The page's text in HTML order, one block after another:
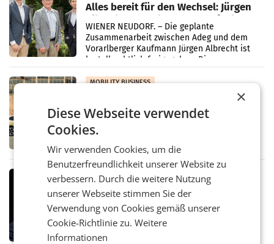
Alles bereit für den Wechsel: Jürgen
Albrecht setzt ab 1.1.2027 auf Adeg
WIENER NEUDORF. – Die geplante
Zusammenarbeit zwischen Adeg und dem
Vorarlberger Kaufmann Jürgen Albrecht ist
kartellrechtlich freigegeben: Die
Bundeswettbewerbsbehörde und der
Bundeskartellanwalt
MOBILITY BUSINESS
Rekordergebnis im Juli: Leapmotor
verdoppelt Auslieferungen und
– Im Juli 2026 erreichte Leapmotor einen
wichtigen Meilenstein und lieferte weltweit
101.267 Fahrzeuge aus, womit sich das
Ergebnis gegenüber Juli 2025 mehr als
verdoppelte (+102
MARKETING & MEDIA
Stiftungsrat Lederer wehrt sich in
den SN gegen Vorwürfe
Mehrere Themen beschäftigen derzeit den
ORF. Am Dienstag soll im Stiftungsrat über
die vom neuen ORF-Chef Clemens Pig
×
Diese Webseite verwendet
Cookies.
Wir verwenden Cookies, um die
Benutzerfreundlichkeit unserer Website zu
verbessern. Durch die weitere Nutzung
unserer Webseite stimmen Sie der
Verwendung von Cookies gemäß unserer
Cookie-Richtlinie zu.Weitere
Informationen